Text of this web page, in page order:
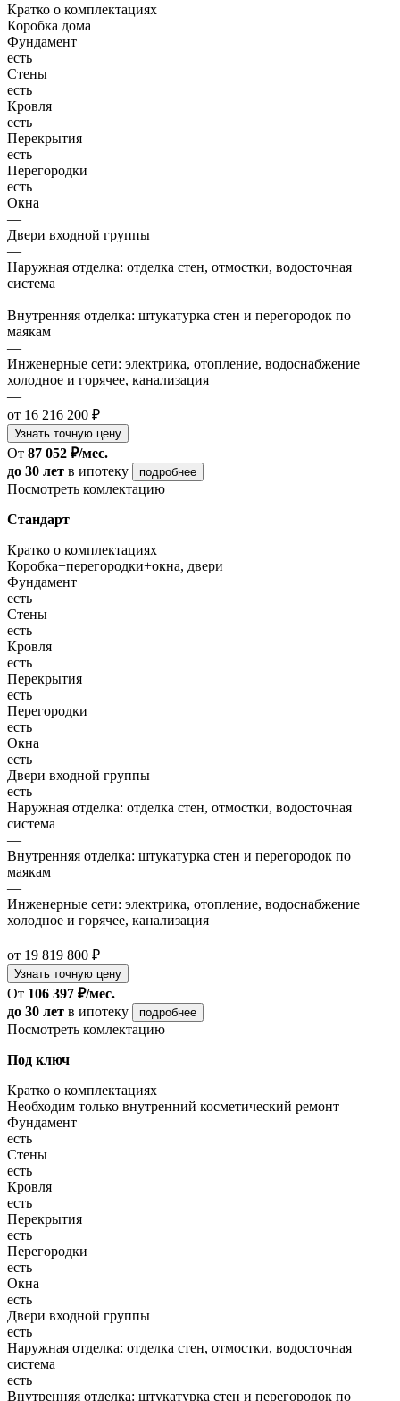
Кратко о комплектациях
Коробка дома
Фундамент
есть
Стены
есть
Кровля
есть
Перекрытия
есть
Перегородки
есть
Окна
—
Двери входной группы
—
Наружная отделка: отделка стен, отмостки, водосточная
система
—
Внутренняя отделка: штукатурка стен и перегородок по
маякам
—
Инженерные сети: электрика, отопление, водоснабжение
холодное и горячее, канализация
—
от 16 216 200 ₽
Узнать точную цену
От 87 052 ₽/мес.
до 30 лет в ипотеку подробнее
Посмотреть комлектацию
Стандарт
Кратко о комплектациях
Коробка+перегородки+окна, двери
Фундамент
есть
Стены
есть
Кровля
есть
Перекрытия
есть
Перегородки
есть
Окна
есть
Двери входной группы
есть
Наружная отделка: отделка стен, отмостки, водосточная
система
—
Внутренняя отделка: штукатурка стен и перегородок по
маякам
—
Инженерные сети: электрика, отопление, водоснабжение
холодное и горячее, канализация
—
от 19 819 800 ₽
Узнать точную цену
От 106 397 ₽/мес.
до 30 лет в ипотеку подробнее
Посмотреть комлектацию
Под ключ
Кратко о комплектациях
Необходим только внутренний косметический ремонт
Фундамент
есть
Стены
есть
Кровля
есть
Перекрытия
есть
Перегородки
есть
Окна
есть
Двери входной группы
есть
Наружная отделка: отделка стен, отмостки, водосточная
система
есть
Внутренняя отделка: штукатурка стен и перегородок по